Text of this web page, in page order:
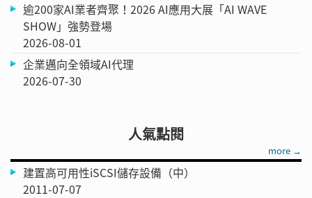
逾200家AI業者齊聚！2026 AI應用大展「AI WAVE
SHOW」強勢登場
2026-08-01
企業邁向全領域AI代理
2026-07-30
人氣點閱
more →
建置高可用性iSCSI儲存設備（中）
2011-07-07